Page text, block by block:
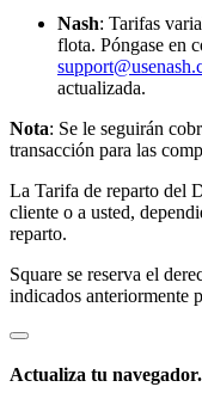
Productos
Hardware
Pagos
Clientes
Personal
Banca
Lo último
Nash: Tarifas
flota. Póngase en
actualizada.
Nota: Se le seguirán
transacción para las
La Tarifa de reparto del
cliente o a usted,
reparto.
Square se reserva el
indicados anteriormente
Actualiza tu navegador.